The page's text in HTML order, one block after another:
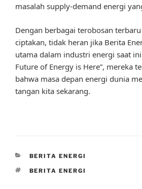
masalah supply-demand energi
Dengan berbagai terobosan
ciptakan, tidak heran jika Berita
utama dalam industri energi saat
Future of Energy is Here”, mereka
bahwa masa depan energi dunia
tangan kita sekarang.
CATEGORIES
BERITA ENERGI
TAGS
BERITA ENERGI